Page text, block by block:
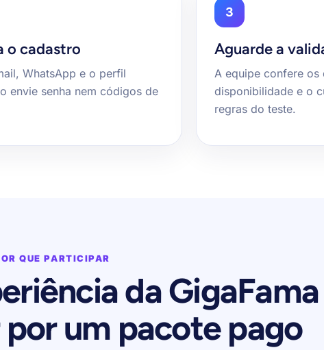
o cadastro
WhatsApp e o perfil
envie senha nem códigos de
3
Aguarde a
A equipe confere os
disponibilidade e o
regras do teste.
QUE PARTICIPAR
da GigaFama
um pacote pago